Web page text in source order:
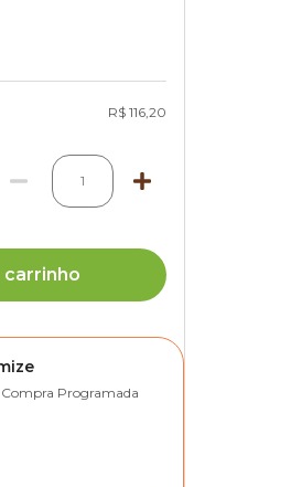
R$ 116,20
1
carrinho
Programada